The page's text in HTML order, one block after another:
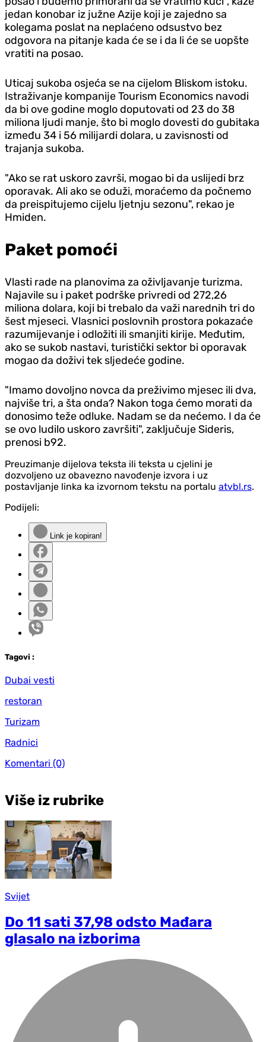
jedan konobar iz južne Azije koji je zajedno sa
kolegama poslat na neplaćeno odsustvo bez
odgovora na pitanje kada će se i da li će se uopšte
vratiti na posao.
Uticaj sukoba osjeća se na cijelom Bliskom istoku.
Istraživanje kompanije Tourism Economics navodi
da bi ove godine moglo doputovati od 23 do 38
miliona ljudi manje, što bi moglo dovesti do gubitaka
između 34 i 56 milijardi dolara, u zavisnosti od
trajanja sukoba.
"Ako se rat uskoro završi, mogao bi da uslijedi brz
oporavak. Ali ako se oduži, moraćemo da počnemo
da preispitujemo cijelu ljetnju sezonu", rekao je
Hmiden.
Paket pomoći
Vlasti rade na planovima za oživljavanje turizma.
Najavile su i paket podrške privredi od 272,26
miliona dolara, koji bi trebalo da važi narednih tri do
šest mjeseci. Vlasnici poslovnih prostora pokazaće
razumijevanje i odložiti ili smanjiti kirije. Međutim,
ako se sukob nastavi, turistički sektor bi oporavak
mogao da doživi tek sljedeće godine.
"Imamo dovoljno novca da preživimo mjesec ili dva,
najviše tri, a šta onda? Nakon toga ćemo morati da
donosimo teže odluke. Nadam se da nećemo. I da će
se ovo ludilo uskoro završiti", zaključuje Sideris,
prenosi b92.
Preuzimanje dijelova teksta ili teksta u cjelini je
dozvoljeno uz obavezno navođenje izvora i uz
postavljanje linka ka izvornom tekstu na portalu atvbl.rs.
Podijeli:
Link je kopiran!
Tagovi :
Dubai vesti
restoran
Turizam
Radnici
Komentari (0)
Više iz rubrike
Svijet
Do 11 sati 37,98 odsto Mađara
glasalo na izborima